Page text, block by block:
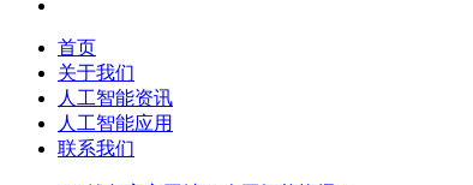
首页
关于我们
人工智能资讯
人工智能应用
联系我们